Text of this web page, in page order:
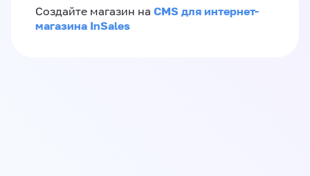
Создайте магазин на CMS для интернет-
магазина InSales